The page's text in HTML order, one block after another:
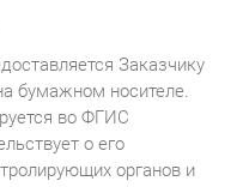
Заказчику
бумажном носителе.
во ФГИС
о его
органов и